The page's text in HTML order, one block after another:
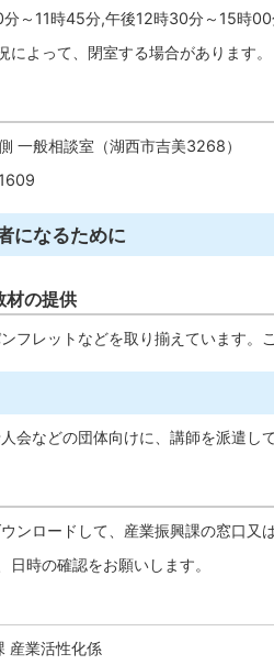
～11時45分,午後12時30分～15時
によって、閉室する場合があります。
一般相談室（湖西市吉美3268）
になるために
材の提供
フレットなどを取り揃えています。
会などの団体向けに、講師を派遣し
ンロードして、産業振興課の窓口又
日時の確認をお願いします。
産業活性化係